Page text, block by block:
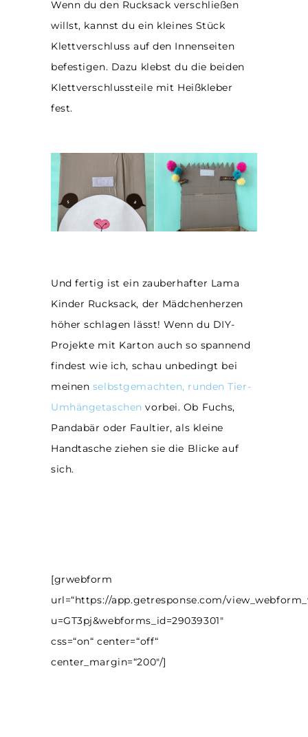
Wenn du den Rucksack verschließen
willst, kannst du ein kleines Stück
Klettverschluss auf den Innenseiten
befestigen. Dazu klebst du die beiden
Klettverschlussteile mit Heißkleber
fest.
Und fertig ist ein zauberhafter Lama
Kinder Rucksack, der Mädchenherzen
höher schlagen lässt! Wenn du DIY-
Projekte mit Karton auch so spannend
findest wie ich, schau unbedingt bei
meinen selbstgemachten, runden Tier-
Umhängetaschen vorbei. Ob Fuchs,
Pandabär oder Faultier, als kleine
Handtasche ziehen sie die Blicke auf
sich.
[grwebform
url=“https://app.getresponse.com/
u=GT3pj&webforms_id=29039301″
css=“on“ center=“off“
center_margin=“200″/]